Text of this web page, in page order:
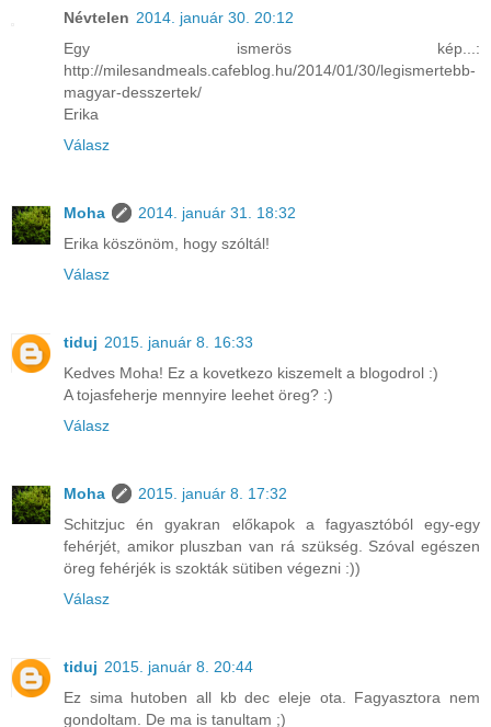
Névtelen 2014. január 30. 20:12
Egy ismerös kép...:
http://milesandmeals.cafeblog.hu/2014/01/30/legismertebb-
magyar-desszertek/
Erika
Válasz
Moha
2014. január 31. 18:32
Erika köszönöm, hogy szóltál!
Válasz
tiduj 2015. január 8. 16:33
Kedves Moha! Ez a kovetkezo kiszemelt a blogodrol :)
A tojasfeherje mennyire leehet öreg? :)
Válasz
Moha
2015. január 8. 17:32
Schitzjuc én gyakran előkapok a fagyasztóból egy-egy
fehérjét, amikor pluszban van rá szükség. Szóval egészen
öreg fehérjék is szokták sütiben végezni :))
Válasz
tiduj 2015. január 8. 20:44
Ez sima hutoben all kb dec eleje ota. Fagyasztora nem
gondoltam. De ma is tanultam ;)